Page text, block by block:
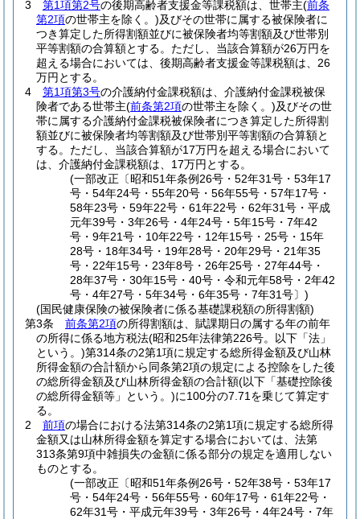
3
第1項第2号の後期高齢者支援金等課税額は、世帯主(前条
第2項の世帯主を除く。)及びその世帯に属する被保険者に
つき算定した所得割額並びに被保険者均等割額及び世帯別
平等割額の合算額とする。 ただし、当該合算額が26万円を
超える場合においては、後期高齢者支援金等課税額は、26
万円とする。
4
第1項第3号の介護納付金課税額は、介護納付金課税被保
険者である世帯主(前条第2項の世帯主を除く。)及びその世
帯に属する介護納付金課税被保険者につき算定した所得割
額並びに被保険者均等割額及び世帯別平等割額の合算額と
する。 ただし、当該合算額が17万円を超える場合において
は、介護納付金課税額は、17万円とする。
(一部改正〔昭和51年条例26号・52年31号・53年17
号・54年24号・55年20号・56年55号・57年17号・
58年23号・59年22号・61年22号・62年31号・平成
元年39号・3年26号・4年24号・5年15号・7年42
号・9年21号・10年22号・12年15号・25号・15年
28号・18年34号・19年28号・20年29号・21年35
号・22年15号・23年8号・26年25号・27年44号・
28年37号・30年15号・40号・令和元年58号・2年42
号・4年27号・5年34号・6年35号・7年31号〕)
(国民健康保険の被保険者に係る基礎課税額の所得割額)
第3条
前条第2項の所得割額は、賦課期日の属する年の前年
の所得に係る地方税法(昭和25年法律第226号。以下「法」
という。)第314条の2第1項に規定する総所得金額及び山林
所得金額の合計額から同条第2項の規定による控除をした後
の総所得金額及び山林所得金額の合計額(以下「基礎控除後
の総所得金額等」という。)に100分の7.71を乗じて算定す
る。
2
前項の場合における法第314条の2第1項に規定する総所得
金額又は山林所得金額を算定する場合においては、法第
313条第9項中雑損失の金額に係る部分の規定を適用しない
ものとする。
(一部改正〔昭和51年条例26号・52年38号・53年17
号・54年24号・56年55号・60年17号・61年22号・
62年31号・平成元年39号・3年26号・4年24号・7年